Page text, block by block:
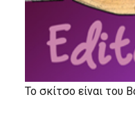
Το σκίτσο είναι του